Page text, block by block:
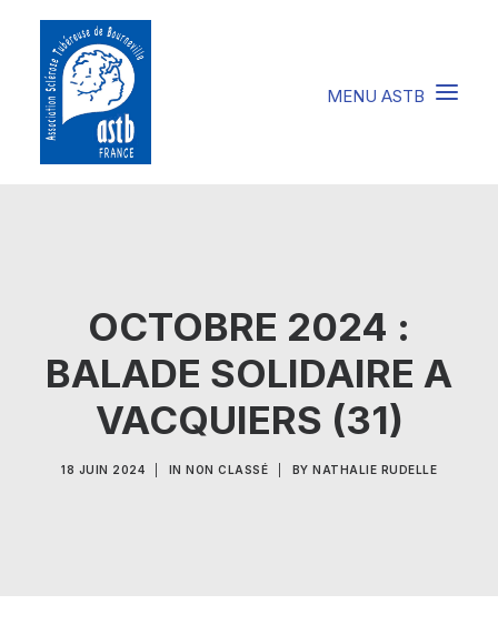
VIVRE AVEC LA STB
SOUTENIR L’ASTB
EVENEMENTS / ACTU
FAIRE UN DON
OCTOBRE 2024 :
BALADE SOLIDAIRE A
VACQUIERS (31)
18 JUIN 2024 IN NON CLASSÉ BY NATHALIE RUDELLE